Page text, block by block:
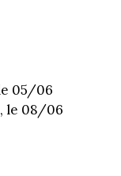
05/06
le 08/06